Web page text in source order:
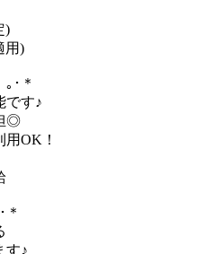
)
用)
･＊
です♪
◎
OK！
す♪